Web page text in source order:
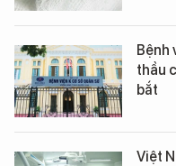
Bệnh
thầu
bắt
Việt